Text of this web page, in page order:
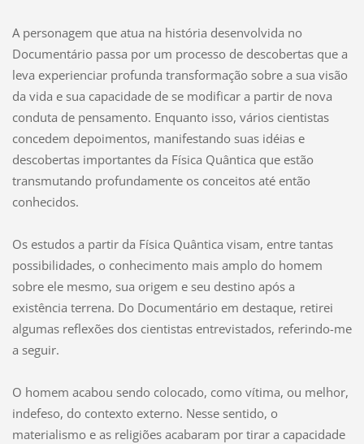
A personagem que atua na história desenvolvida no
Documentário passa por um processo de descobertas que a
leva experienciar profunda transformação sobre a sua visão
da vida e sua capacidade de se modificar a partir de nova
conduta de pensamento. Enquanto isso, vários cientistas
concedem depoimentos, manifestando suas idéias e
descobertas importantes da Física Quântica que estão
transmutando profundamente os conceitos até então
conhecidos.
Os estudos a partir da Física Quântica visam, entre tantas
possibilidades, o conhecimento mais amplo do homem
sobre ele mesmo, sua origem e seu destino após a
existência terrena. Do Documentário em destaque, retirei
algumas reflexões dos cientistas entrevistados, referindo-me
a seguir.
O homem acabou sendo colocado, como vítima, ou melhor,
indefeso, do contexto externo. Nesse sentido, o
materialismo e as religiões acabaram por tirar a capacidade